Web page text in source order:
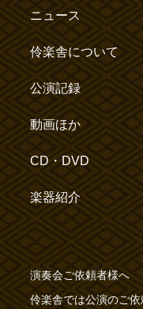
ニュース
伶楽舎について
公演記録
動画ほか
CD・DVD
楽器紹介
演奏会ご依頼者様へ
伶楽舎では公演のご